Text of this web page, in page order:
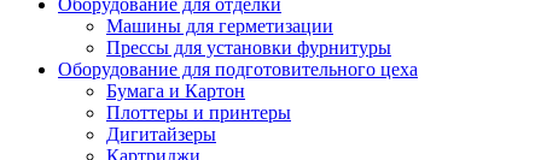
Машины для герметизации
Прессы для установки фурнитуры
Оборудование для подготовительного цеха
Бумага и Картон
Плоттеры и принтеры
Дигитайзеры
Картриджи